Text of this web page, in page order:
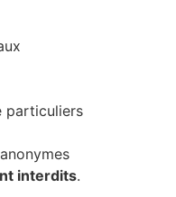
particuliers
interdits.